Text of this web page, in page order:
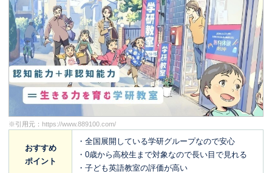
※引用元： https://www.889100.com/
おすすめ
ポイント
・全国展開している学研グループなので安心
・0歳から高校生まで対象なので長い目で見れる
・子ども英語教室の評価が高い